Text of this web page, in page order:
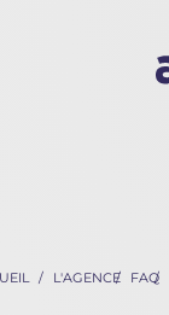
L'AGENCE FAQ